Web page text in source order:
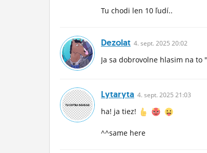
Tu chodi len 10 ľudí..
Dezolat 4. sept. 2025 20:02
Ja sa dobrovolne hlasim na to
Lytaryta 4. sept. 2025 21:03
ha! ja tiez!
^^same here